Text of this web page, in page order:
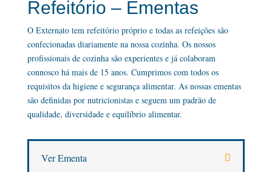
Refeitório – Ementas
O Externato tem refeitório próprio e todas as refeições são
confecionadas diariamente na nossa cozinha. Os nossos
profissionais de cozinha são experientes e já colaboram
connosco há mais de 15 anos. Cumprimos com todos os
requisitos da higiene e segurança alimentar. As nossas ementas
são definidas por nutricionistas e seguem um padrão de
qualidade, diversidade e equilíbrio alimentar.
Ver Ementa